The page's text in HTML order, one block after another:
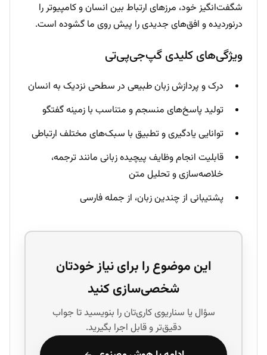
شگفت‌انگیز خود، مرزهای ارتباط بین انسان و کامپیوتر را
درنوردیده و افق‌های جدیدی را پیش روی ما گشوده است.
ویژگی‌های کلیدی گپ‌جی‌پی‌تی
درک و پردازش زبان طبیعی در سطحی نزدیک به انسان
تولید پاسخ‌های منسجم و متناسب با زمینه گفتگو
توانایی یادگیری و تطبیق با سبک‌های مختلف ارتباطی
قابلیت انجام وظایف پیچیده زبانی مانند ترجمه،
خلاصه‌سازی و تحلیل متن
پشتیبانی از چندین زبان، از جمله فارسی
این موضوع را برای نیاز خودتان
شخصی‌سازی کنید
سؤال یا سناریوی کاری‌تان را بنویسید تا جواب
دقیق‌تر و قابل اجرا بگیرید.